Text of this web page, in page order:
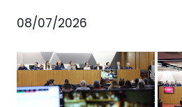
08/07/2026